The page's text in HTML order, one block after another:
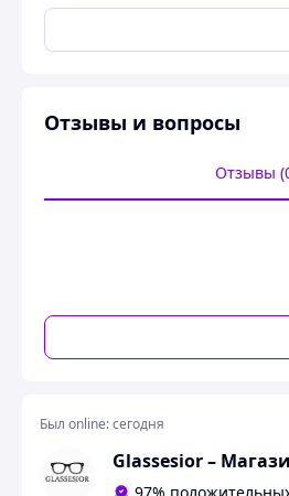
Тип оправы
Тип линз по материалу
Градиенты
Состояние
Длина заушника
🕶️ Женские поляризованные
градиентом 7064-C47—
образов.
Отзывы и вопросы
Отзывы
Был online:сегодня
Glassesior –